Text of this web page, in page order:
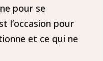
pour se
l’occasion pour
et ce qui ne